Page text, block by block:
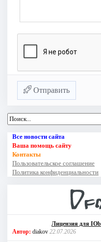
Отправить
Все новости сайта
Ваша помощь сайту
Контакты
Пользовательское соглашение
Политика конфиденциальности
Лицензия для
Автор: diakov 22.07.2026